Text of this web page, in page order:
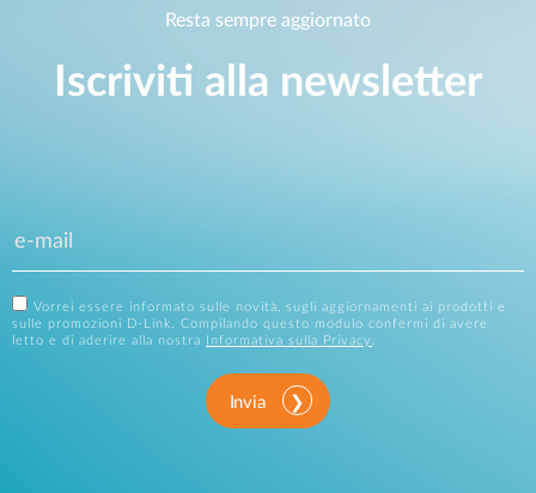
Resta sempre aggiornato
Iscriviti alla newsletter
Vorrei essere informato sulle novità, sugli aggiornamenti ai prodotti e
sulle promozioni D-Link. Compilando questo modulo confermi di avere
letto e di aderire alla nostra
Informativa sulla Privacy .
Invia